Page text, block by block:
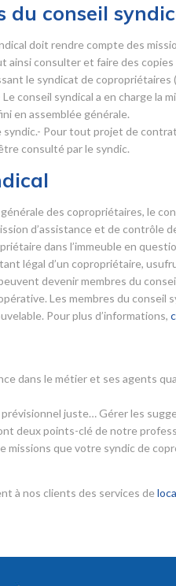
du conseil
doit rendre compte des
ainsi consulter et faire des
le syndicat de
Le conseil syndical a en charge
en assemblée générale.
syndic.- Pour tout projet de
consulté par le syndic.
des copropriétaires, le
d’assistance et de contrôle
dans l’immeuble en
légal d’un copropriétaire,
devenir membres du conseil
Les membres du conseil
Pour plus d’informations,
dans le métier et ses agents
juste… Gérer les
deux points-clé de notre
que votre syndic de
à nos clients des services de